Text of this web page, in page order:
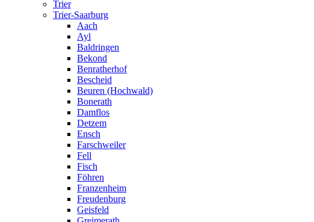
Trier
Trier-Saarburg
Aach
Ayl
Baldringen
Bekond
Benratherhof
Bescheid
Beuren (Hochwald)
Bonerath
Damflos
Detzem
Ensch
Farschweiler
Fell
Fisch
Föhren
Franzenheim
Freudenburg
Geisfeld